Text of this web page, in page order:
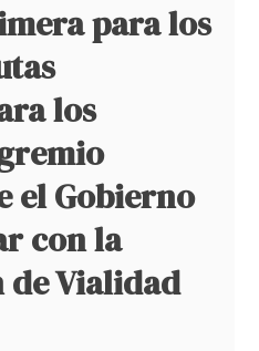
para los
los
el Gobierno
con la
de Vialidad